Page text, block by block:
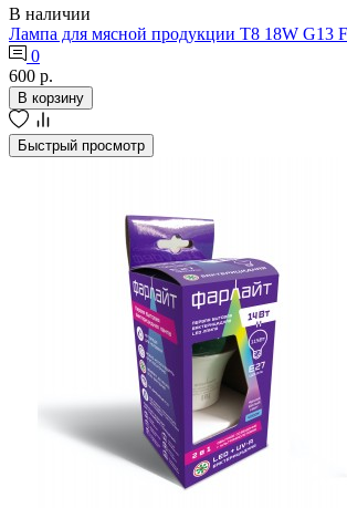
В наличии
Лампа для мясной продукции Т8 18W G13
0
600 р.
В корзину
Быстрый просмотр